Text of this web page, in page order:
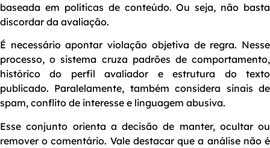
baseada em políticas de conteúdo. Ou seja, não basta
discordar da avaliação.
É necessário apontar violação objetiva de regra. Nesse
processo, o sistema cruza padrões de comportamento,
histórico do perfil avaliador e estrutura do texto
publicado. Paralelamente, também considera sinais de
spam, conflito de interesse e linguagem abusiva.
Esse conjunto orienta a decisão de manter, ocultar ou
remover o comentário. Vale destacar que a análise não é